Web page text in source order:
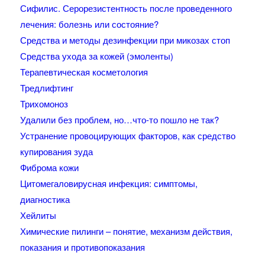
Сифилис. Серорезистентность после проведенного
лечения: болезнь или состояние?
Средства и методы дезинфекции при микозах стоп
Средства ухода за кожей (эмоленты)
Терапевтическая косметология
Тредлифтинг
Трихомоноз
Удалили без проблем, но…что-то пошло не так?
Устранение провоцирующих факторов, как средство
купирования зуда
Фиброма кожи
Цитомегаловирусная инфекция: симптомы,
диагностика
Хейлиты
Химические пилинги – понятие, механизм действия,
показания и противопоказания